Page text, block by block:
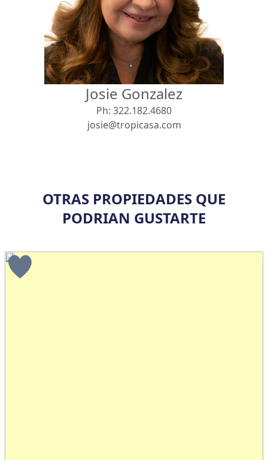
Vista
Pie de Playa Buscar usando:
USD MXN
Menor Precio Primero
Josie Gonzalez
Ph: 322.182.4680
josie@tropicasa.com
OTRAS PROPIEDADES QUE
PODRIAN GUSTARTE